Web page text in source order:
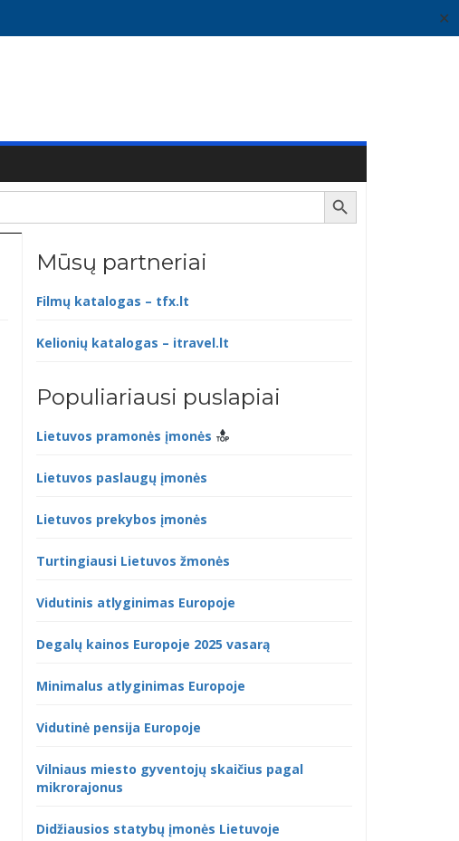
✕
Search Button
Mūsų partneriai
Filmų katalogas – tfx.lt
Kelionių katalogas – itravel.lt
Populiariausi puslapiai
Lietuvos pramonės įmonės
Lietuvos paslaugų įmonės
Lietuvos prekybos įmonės
Turtingiausi Lietuvos žmonės
Vidutinis atlyginimas Europoje
Degalų kainos Europoje 2025 vasarą
Minimalus atlyginimas Europoje
Vidutinė pensija Europoje
Vilniaus miesto gyventojų skaičius pagal
mikrorajonus
Didžiausios statybų įmonės Lietuvoje